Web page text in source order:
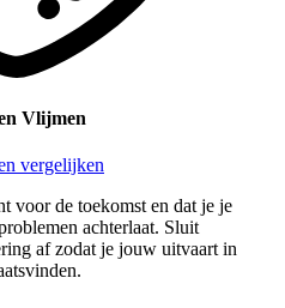
Vlijmen
vergelijken
voor de toekomst en dat je je
achterlaat. Sluit
af zodat je jouw uitvaart in